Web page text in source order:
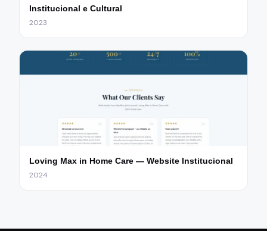
Institucional e Cultural
2023
Loving Max in Home Care — Website Institucional
2024